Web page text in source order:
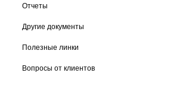
Отчеты
Другие документы
Полезные линки
Вопросы от клиентов